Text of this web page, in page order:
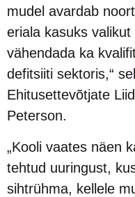
mudel avardab
eriala kasuks
vähendada ka
defitsiiti sektoris,“
Ehitusettevõtjate
Peterson.
„Kooli vaates näen
tehtud uuringust,
sihtrühma, kellele